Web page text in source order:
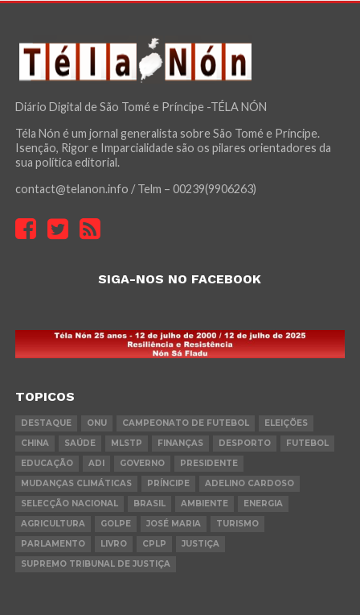
Diário Digital de São Tomé e Príncipe -TÉLA NÓN
Téla Nón é um jornal generalista sobre São Tomé e Príncipe.
Isenção, Rigor e Imparcialidade são os pilares orientadores da
sua política editorial.
contact@telanon.info / Telm – 00239(9906263)
SIGA-NOS NO FACEBOOK
TOPICOS
DESTAQUE ONU CAMPEONATO DE FUTEBOL
ELEIÇÕES
CHINA
SAÚDE MLSTP FINANÇAS DESPORTO
FUTEBOL
EDUCAÇÃO
ADI GOVERNO
PRESIDENTE
MUDANÇAS CLIMÁTICAS
PRÍNCIPE
ADELINO CARDOSO
SELECÇÃO NACIONAL
BRASIL AMBIENTE
ENERGIA
AGRICULTURA
GOLPE JOSÉ MARIA
TURISMO
PARLAMENTO
LIVRO CPLP
JUSTIÇA
SUPREMO TRIBUNAL DE JUSTIÇA